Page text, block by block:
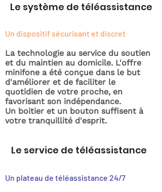
Le système de téléassistance
Un dispositif sécurisant et discret
La technologie au service du soutien
et du maintien au domicile. L'offre
minifone a été conçue dans le but
d'améliorer et de faciliter le
quotidien de votre proche, en
favorisant son indépendance.
Un boitier et un bouton suffisent à
votre tranquillité d'esprit.
Le service de téléassistance
Un plateau de téléassistance 24/7